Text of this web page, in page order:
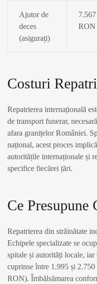
Ajutor de
deces
(asigurați)
7.567
RON
Costuri
Repatrierea internațională
de transport funerar,
afara granițelor României.
național, acest proces
autoritățile internaționale și
specifice fiecărei țări.
Ce Presupune
Repatrierea din străinătate
Echipele specializate se
spitale și autorități locale,
cuprinse între 1.995 și
RON). Îmbălsămarea